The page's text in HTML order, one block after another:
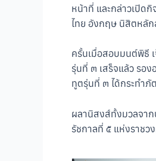
หน้าที่ และกล่าวเปิด
ไทย อังกฤษ นิสิตหลั
ครั้นเมื่อสอบมนต์พิธี
รุ่นที่ ๓ เสร็จแล้ว รอ
ทูตรุ่นที่ ๓ ได้กระทำภั
ผลานิสงส์ทั้งมวลจา
รัชกาลที่ ๕ แห่งราช